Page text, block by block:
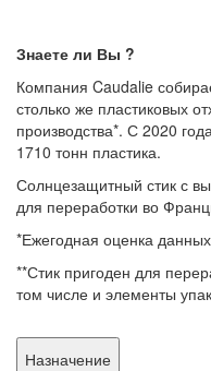
Знаете ли Вы ?
Компания Caudalie
столько же пластиковых
производства*. С 2020
1710 тонн пластика.
Солнцезащитный стик с
для переработки во
*Ежегодная оценка
**Стик пригоден для
том числе и элементы
Назначение